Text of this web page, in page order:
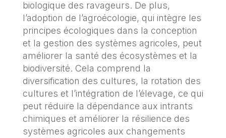
biologique des ravageurs. De plus,
l’adoption de l’agroécologie, qui intègre les
principes écologiques dans la conception
et la gestion des systèmes agricoles, peut
améliorer la santé des écosystèmes et la
biodiversité. Cela comprend la
diversification des cultures, la rotation des
cultures et l’intégration de l’élevage, ce qui
peut réduire la dépendance aux intrants
chimiques et améliorer la résilience des
systèmes agricoles aux changements